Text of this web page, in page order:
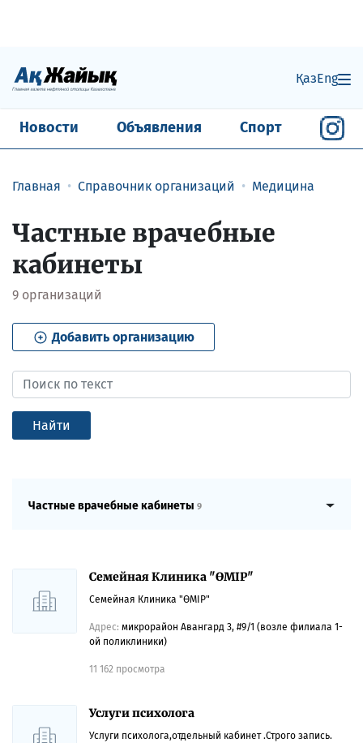
ҚазEng
Новости Объявления Спорт
Главная Справочник организаций Медицина
Частные врачебные
кабинеты
9 организаций
Найти
Добавить организацию
Частные врачебные кабинеты 9
Семейная Клиника "ӨМІР"
Семейная Клиника "ӨМІР"
Адрес: микрорайон Авангард 3, #9/1 (возле филиала 1-
ой поликлиники)
11 162 просмотра
Услуги психолога
Услуги психолога,отдельный кабинет .Строго запись.